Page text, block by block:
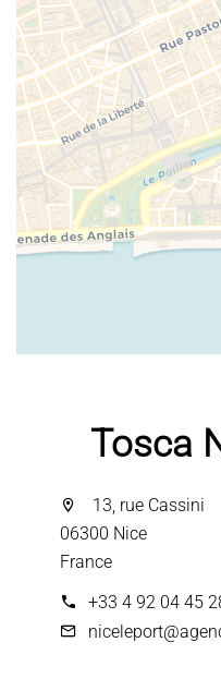
Tosca
13, rue Cassini
06300 Nice
France
+33 4 92 04 45